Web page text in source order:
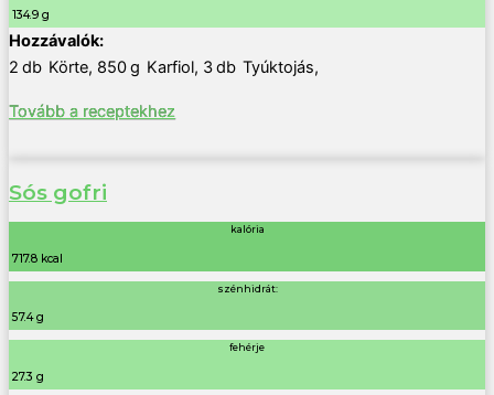
134.9 g
2 db Körte, 850g Karfiol, 3db Tyúktojás,
Tovább a receptekhez
Sós gofri
kalória
717.8 kcal
szénhidrát:
57.4 g
fehérje
27.3 g